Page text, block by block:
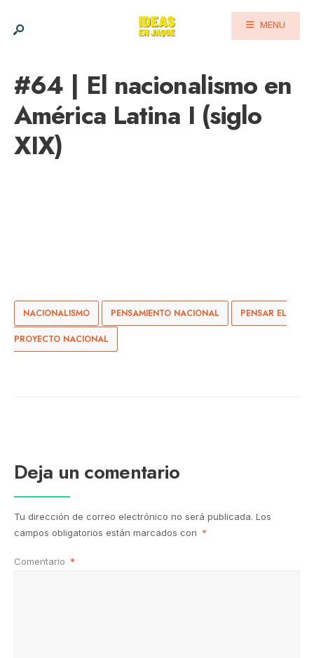
MENU
#64 | El nacionalismo en
América Latina I (siglo
XIX)
NACIONALISMO PENSAMIENTO NACIONAL PENSAR EL
PROYECTO NACIONAL
Deja un comentario
Tu dirección de correo electrónico no será publicada. Los
campos obligatorios están marcados con *
Comentario *